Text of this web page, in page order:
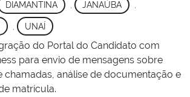
DIAMANTINA JANAÚBA
UNAÍ
do Portal do Candidato com
para envio de mensagens sobre
chamadas, análise de documentação e
matrícula.